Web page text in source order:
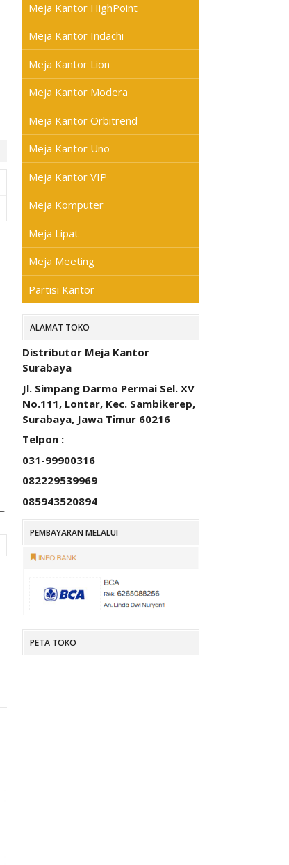
Meja Kantor HighPoint
Meja Kantor Indachi
Meja Kantor Lion
Meja Kantor Modera
Meja Kantor Orbitrend
Meja Kantor Uno
Meja Kantor VIP
Meja Komputer
Meja Lipat
Meja Meeting
Partisi Kantor
ALAMAT TOKO
Distributor Meja Kantor
Surabaya
Jl. Simpang Darmo Permai Sel. XV
No.111, Lontar, Kec. Sambikerep,
Surabaya, Jawa Timur 60216
Telpon :
031-99900316
082229539969
085943520894
PEMBAYARAN MELALUI
PETA TOKO